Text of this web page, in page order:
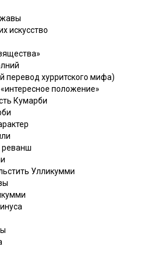
искусство
перевод хурритского мифа)
положение»
Кумарби
реванш
Улликумми